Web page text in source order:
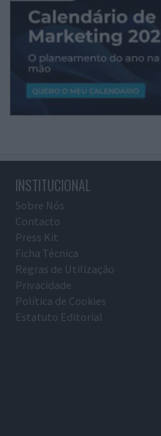
INSTITUCIONAL
Sobre Nós
Contacto
Press Kit
Ficha Técnica
Regras de Utilização
Privacidade
Política de Cookies
Estatuto Editorial